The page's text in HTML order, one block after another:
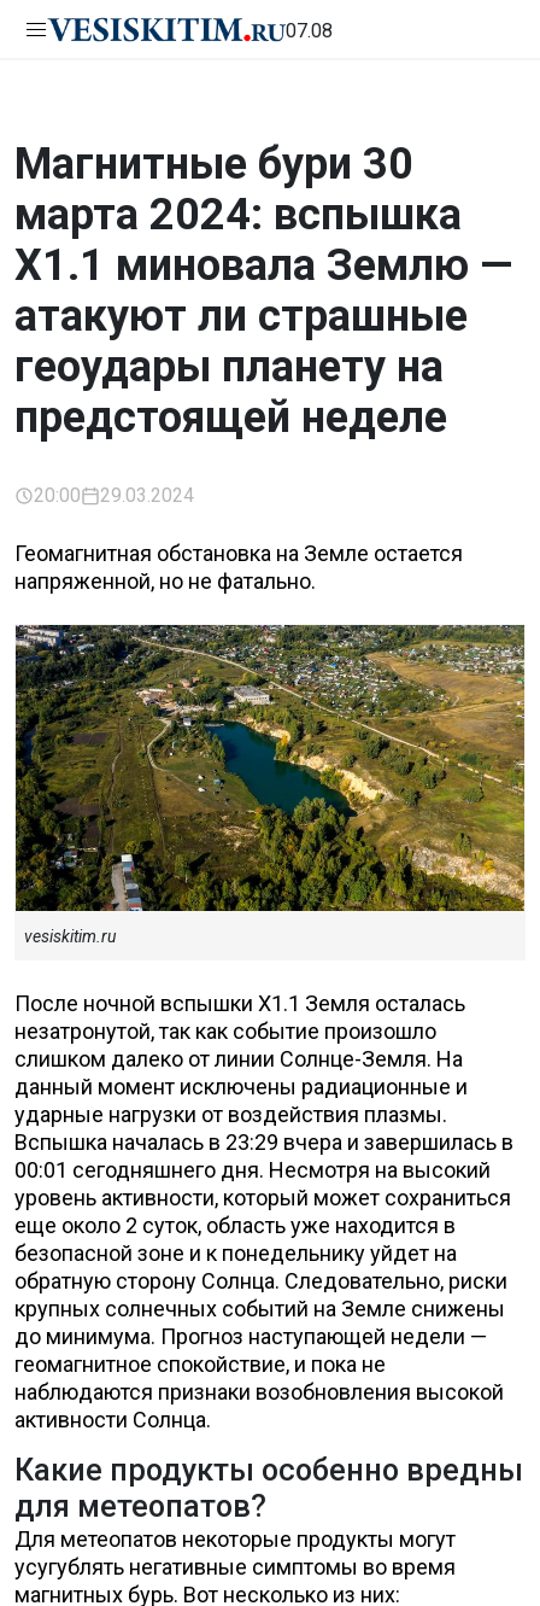
07.08
Магнитные бури 30
марта 2024: вспышка
Х1.1 миновала Землю —
атакуют ли страшные
геоудары планету на
предстоящей неделе
20:00 29.03.2024
Геомагнитная обстановка на Земле остается
напряженной, но не фатально.
vesiskitim.ru
После ночной вспышки X1.1 Земля осталась
незатронутой, так как событие произошло
слишком далеко от линии Солнце-Земля. На
данный момент исключены радиационные и
ударные нагрузки от воздействия плазмы.
Вспышка началась в 23:29 вчера и завершилась в
00:01 сегодняшнего дня. Несмотря на высокий
уровень активности, который может сохраниться
еще около 2 суток, область уже находится в
безопасной зоне и к понедельнику уйдет на
обратную сторону Солнца. Следовательно, риски
крупных солнечных событий на Земле снижены
до минимума. Прогноз наступающей недели —
геомагнитное спокойствие, и пока не
наблюдаются признаки возобновления высокой
активности Солнца.
Какие продукты особенно вредны
для метеопатов?
Для метеопатов некоторые продукты могут
усугублять негативные симптомы во время
магнитных бурь. Вот несколько из них: